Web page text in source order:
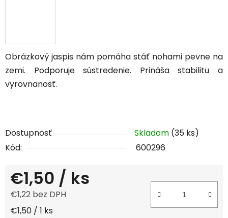
Obrázkový jaspis nám pomáha stáť nohami pevne na
zemi. Podporuje sústredenie. Prináša stabilitu a
vyrovnanosť.
Dostupnosť Skladom (35 ks)
Kód:
600296
€1,50 / ks
€1,22 bez DPH
Jednotková cena:
€1,50 / 1 ks